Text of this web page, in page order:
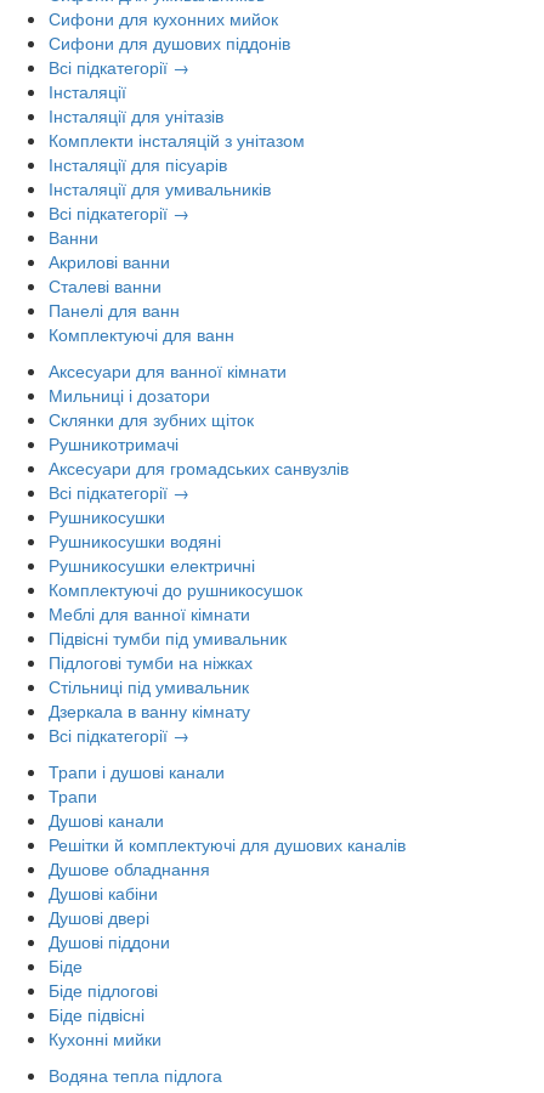
Сифони для кухонних мийок
Сифони для душових піддонів
Всі підкатегорії →
Інсталяції
Інсталяції для унітазів
Комплекти інсталяцій з унітазом
Інсталяції для пісуарів
Інсталяції для умивальників
Всі підкатегорії →
Ванни
Акрилові ванни
Сталеві ванни
Панелі для ванн
Комплектуючі для ванн
Аксесуари для ванної кімнати
Мильниці і дозатори
Склянки для зубних щіток
Рушникотримачі
Аксесуари для громадських санвузлів
Всі підкатегорії →
Рушникосушки
Рушникосушки водяні
Рушникосушки електричні
Комплектуючі до рушникосушок
Меблі для ванної кімнати
Підвісні тумби під умивальник
Підлогові тумби на ніжках
Стільниці під умивальник
Дзеркала в ванну кімнату
Всі підкатегорії →
Трапи і душові канали
Трапи
Душові канали
Решітки й комплектуючі для душових каналів
Душове обладнання
Душові кабіни
Душові двері
Душові піддони
Біде
Біде підлогові
Біде підвісні
Кухонні мийки
Водяна тепла підлога